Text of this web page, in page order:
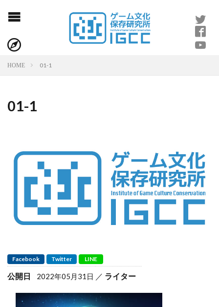
HOME 01-1
01-1
Facebook Twitter LINE
公開日 2022年05月31日 ライター